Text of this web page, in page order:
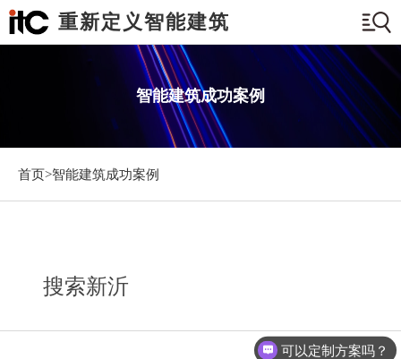
重新定义智能建筑
智能建筑成功案例
首页>智能建筑成功案例
搜索新沂
可以定制方案吗？